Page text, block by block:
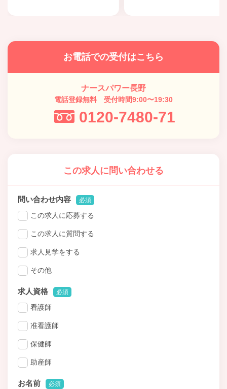
お電話での受付はこちら
ナースパワー長野
電話登録無料 受付時間9:00〜19:30
0120-7480-71
この求人に問い合わせる
問い合わせ内容 必須
この求人に応募する
この求人に質問する
求人見学をする
その他
求人資格 必須
看護師
准看護師
保健師
助産師
お名前 必須